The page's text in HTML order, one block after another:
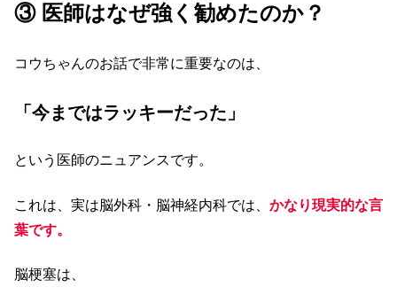
③ 医師はなぜ強く勧めたのか？
コウちゃんのお話で非常に重要なのは、
「今まではラッキーだった」
という医師のニュアンスです。
これは、実は脳外科・脳神経内科では、 かなり現実的な言
葉です。
脳梗塞は、